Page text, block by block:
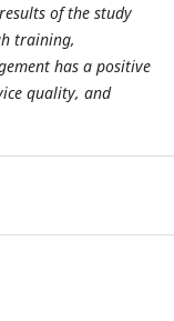
of the study
training,
has a positive
quality, and